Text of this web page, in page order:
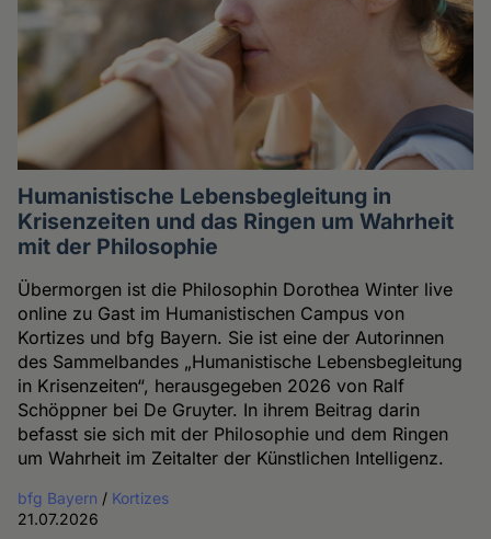
Humanistische Lebensbegleitung in
Krisenzeiten und das Ringen um Wahrheit
mit der Philosophie
Übermorgen ist die Philosophin Dorothea Winter live
online zu Gast im Humanistischen Campus von
Kortizes und bfg Bayern. Sie ist eine der Autorinnen
des Sammelbandes „Humanistische Lebensbegleitung
in Krisenzeiten“, herausgegeben 2026 von Ralf
Schöppner bei De Gruyter. In ihrem Beitrag darin
befasst sie sich mit der Philosophie und dem Ringen
um Wahrheit im Zeitalter der Künstlichen Intelligenz.
bfg Bayern / Kortizes
21.07.2026